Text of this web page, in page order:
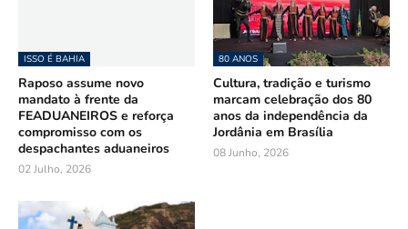
ISSO É BAHIA
Raposo assume novo
mandato à frente da
FEADUANEIROS e reforça
compromisso com os
despachantes aduaneiros
02 Julho, 2026
80 ANOS
Cultura, tradição e turismo
marcam celebração dos 80
anos da independência da
Jordânia em Brasília
08 Junho, 2026